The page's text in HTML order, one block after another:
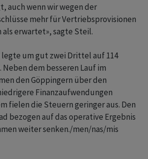
auch wenn wir wegen der
mehr für Vertriebsprovisionen
als erwartet», sagte Steil.
um gut zwei Drittel auf 114
dem besseren Lauf im
den Göppingern über den
Finanzaufwendungen
fielen die Steuern geringer aus. Den
bezogen auf das operative Ergebnis
weiter senken./men/nas/mis